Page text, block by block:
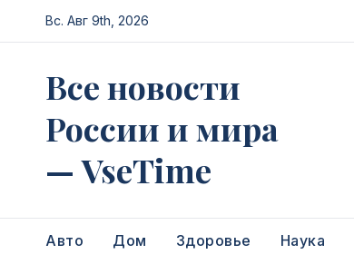
Перейти
к
Вс. Авг 9th, 2026
Все новости
России и мира
— VseTime
Авто Дом Здоровье Наука